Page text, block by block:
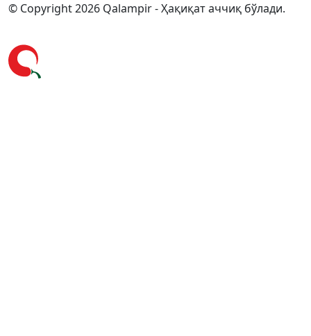
© Copyright 2026 Qalampir - Ҳақиқат аччиқ бўлади.